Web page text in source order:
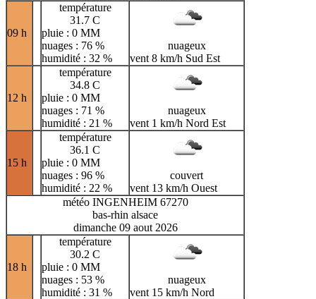
09 h
température
31.7 C
pluie : 0 MM
nuages : 76 %
humidité : 32 %
nuageux
vent 8 km/h Sud Est
12 h
température
34.8 C
pluie : 0 MM
nuages : 71 %
humidité : 21 %
nuageux
vent 1 km/h Nord Est
15 h
température
36.1 C
pluie : 0 MM
nuages : 96 %
humidité : 22 %
couvert
vent 13 km/h Ouest
météo INGENHEIM 67270
bas-rhin alsace
dimanche 09 aout 2026
18 h
température
30.2 C
pluie : 0 MM
nuages : 53 %
humidité : 31 %
nuageux
vent 15 km/h Nord